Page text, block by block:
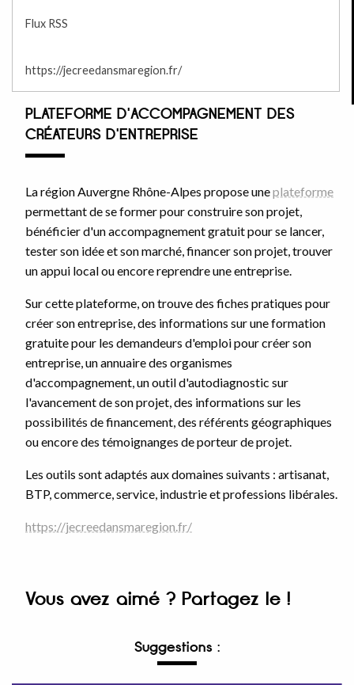
Flux RSS
https://jecreedansmaregion.fr/
PLATEFORME D'ACCOMPAGNEMENT DES
CRÉATEURS D'ENTREPRISE
La région Auvergne Rhône-Alpes propose uneplateforme
permettant de se former pour construire son projet,
bénéficier d'un accompagnement gratuit pour se lancer,
tester son idée et son marché, financer son projet, trouver
un appui local ou encore reprendre une entreprise.
Sur cette plateforme, on trouve des fiches pratiques pour
créer son entreprise, des informations sur une formation
gratuite pour les demandeurs d'emploi pour créer son
entreprise, un annuaire des organismes
d'accompagnement, un outil d'autodiagnostic sur
l'avancement de son projet, des informations sur les
possibilités de financement, des référents géographiques
ou encore des témoignanges de porteur de projet.
Les outils sont adaptés aux domaines suivants : artisanat,
BTP, commerce, service, industrie et professions libérales.
https://jecreedansmaregion.fr/
Vous avez aimé ? Partagez le !
Suggestions :